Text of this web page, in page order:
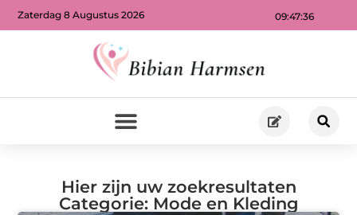
09:47:37
Zaterdag 8 Augustus 2026
Hier zijn uw zoekresultaten
Categorie: Mode en Kleding